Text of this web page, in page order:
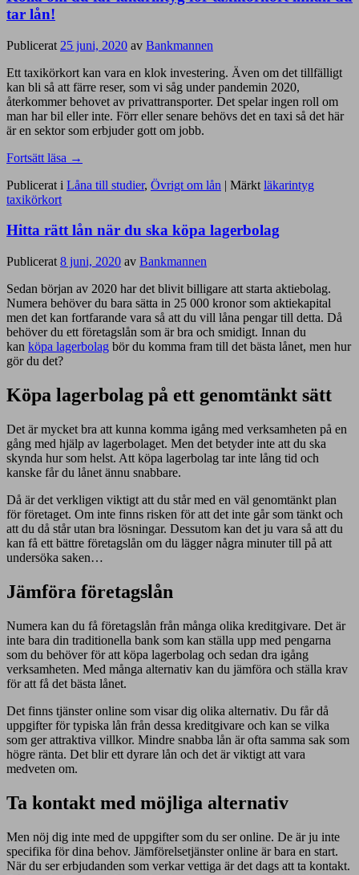
tar lån!
Publicerat 25 juni, 2020 av Bankmannen
Ett taxikörkort kan vara en klok investering. Även om det tillfälligt
kan bli så att färre reser, som vi såg under pandemin 2020,
återkommer behovet av privattransporter. Det spelar ingen roll om
man har bil eller inte. Förr eller senare behövs det en taxi så det här
är en sektor som erbjuder gott om jobb.
Fortsätt läsa →
Publicerat i Låna till studier, Övrigt om lån | Märkt läkarintyg
taxikörkort
Hitta rätt lån när du ska köpa lagerbolag
Publicerat 8 juni, 2020 av Bankmannen
Sedan början av 2020 har det blivit billigare att starta aktiebolag.
Numera behöver du bara sätta in 25 000 kronor som aktiekapital
men det kan fortfarande vara så att du vill låna pengar till detta. Då
behöver du ett företagslån som är bra och smidigt. Innan du
kan köpa lagerbolag bör du komma fram till det bästa lånet, men hur
gör du det?
Köpa lagerbolag på ett genomtänkt sätt
Det är mycket bra att kunna komma igång med verksamheten på en
gång med hjälp av lagerbolaget. Men det betyder inte att du ska
skynda hur som helst. Att köpa lagerbolag tar inte lång tid och
kanske får du lånet ännu snabbare.
Då är det verkligen viktigt att du står med en väl genomtänkt plan
för företaget. Om inte finns risken för att det inte går som tänkt och
att du då står utan bra lösningar. Dessutom kan det ju vara så att du
kan få ett bättre företagslån om du lägger några minuter till på att
undersöka saken…
Jämföra företagslån
Numera kan du få företagslån från många olika kreditgivare. Det är
inte bara din traditionella bank som kan ställa upp med pengarna
som du behöver för att köpa lagerbolag och sedan dra igång
verksamheten. Med många alternativ kan du jämföra och ställa krav
för att få det bästa lånet.
Det finns tjänster online som visar dig olika alternativ. Du får då
uppgifter för typiska lån från dessa kreditgivare och kan se vilka
som ger attraktiva villkor. Mindre snabba lån är ofta samma sak som
högre ränta. Det blir ett dyrare lån och det är viktigt att vara
medveten om.
Ta kontakt med möjliga alternativ
Men nöj dig inte med de uppgifter som du ser online. De är ju inte
specifika för dina behov. Jämförelsetjänster online är bara en start.
När du ser erbjudanden som verkar vettiga är det dags att ta kontakt.